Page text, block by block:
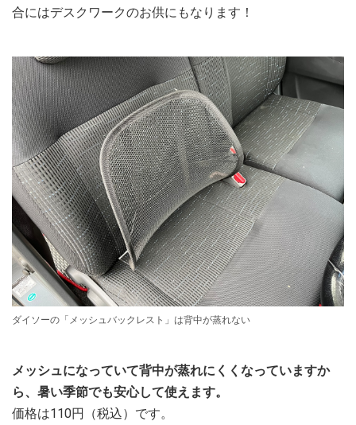
合にはデスクワークのお供にもなります！
ダイソーの「メッシュバックレスト」は背中が蒸れない
メッシュになっていて背中が蒸れにくくなっていますか
ら、暑い季節でも安心して使えます。
価格は110円（税込）です。